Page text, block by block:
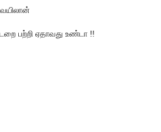
பற்றி ஏதாவது உண்டா !!